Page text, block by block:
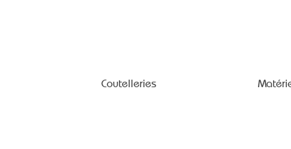
Coutelleries